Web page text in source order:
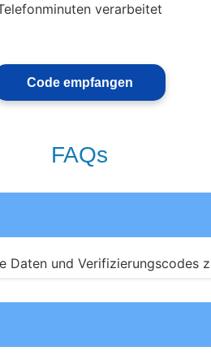
verarbeitet
Code empfangen
FAQs
Daten und Verifizierungscodes